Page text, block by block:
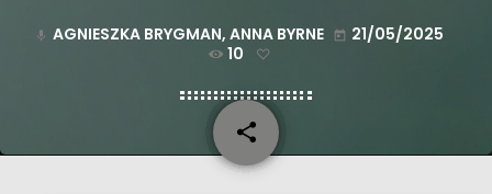
mic AGNIESZKA BRYGMAN, ANNA BYRNE today 21/05/2025
10
share
email